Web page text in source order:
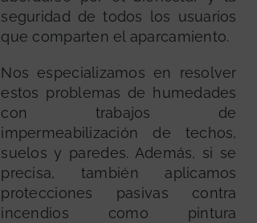
seguridad de todos los usuarios
que comparten el aparcamiento.
Nos especializamos en resolver
estos problemas de humedades
con trabajos de
impermeabilización de techos,
suelos y paredes. Además, si se
precisa, también aplicamos
protecciones pasivas contra
incendios como pintura